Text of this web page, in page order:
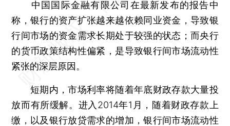
中国国际金融有限公司在最新发布的报告中
称，银行的资产扩张越来越依赖同业资金，导致银
行间市场的资金需求长期处于较强的状态；而央行
的货币政策结构性偏紧，是导致银行间市场流动性
紧张的深层原因。
短期内，市场利率将随着年底财政存款大量投
放而有所缓解。进入2014年1月，随着财政存款上
缴，以及银行放贷需求的增加，银行间市场流动性